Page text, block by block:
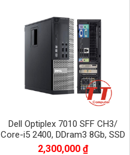
Dell Optiplex 7010 SFF CH3/
Core-i5 2400, DDram3 8Gb, SSD
120Gb
2,300,000 ₫